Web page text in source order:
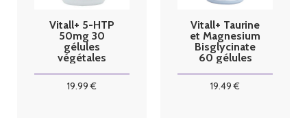
Vitall+ 5-HTP
50mg 30
gélules
végétales
19.99 €
Vitall+ Taurine
et Magnesium
Bisglycinate
60 gélules
19.49 €